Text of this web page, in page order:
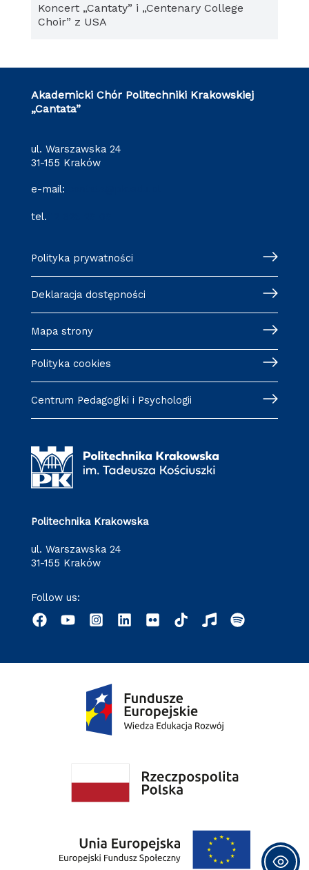
Koncert „Cantaty” i „Centenary College
Choir” z USA
Akademicki Chór Politechniki Krakowskiej
„Cantata”
ul. Warszawska 24
31-155 Kraków
e-mail:
tel.
Polityka prywatności
Deklaracja dostępności
Mapa strony
Polityka cookies
Centrum Pedagogiki i Psychologii
Politechnika Krakowska
ul. Warszawska 24
31-155 Kraków
Follow us: